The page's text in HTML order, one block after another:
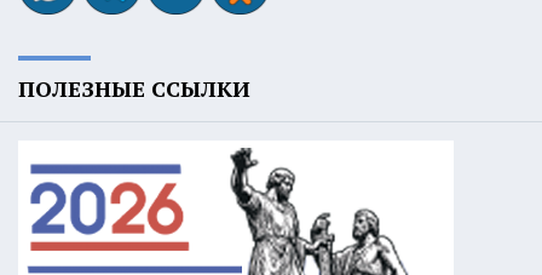
ПОЛЕЗНЫЕ ССЫЛКИ